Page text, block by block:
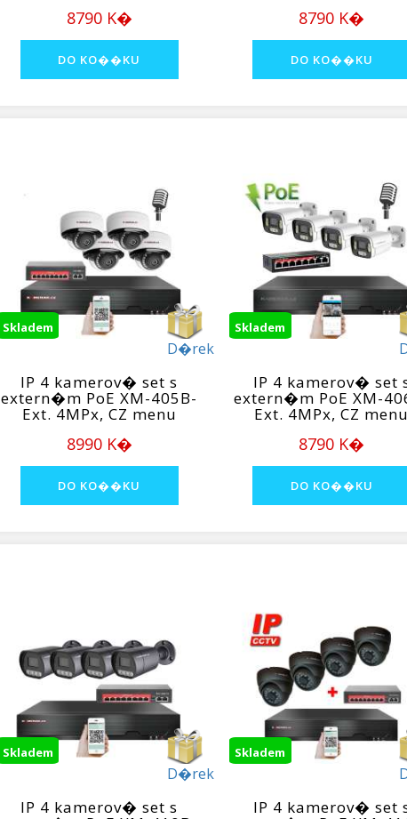
8790 K� 8790 K�
D�rek
Skladem
IP 4 kamerov� set s
extern�m PoE XM-405B-
Ext. 4MPx, CZ menu
8990 K�
Skladem
IP 4 kamerov� set
extern�m PoE XM-
Ext. 4MPx, CZ menu
8790 K�
D�rek
Skladem
IP 4 kamerov� set s
Skladem
IP 4 kamerov� set